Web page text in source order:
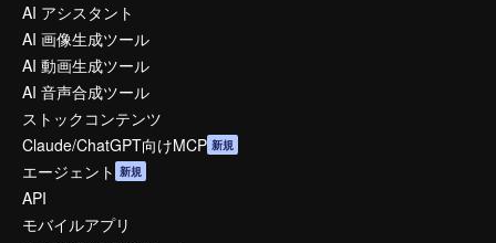
AI アシスタント
AI 画像生成ツール
AI 動画生成ツール
AI 音声合成ツール
ストックコンテンツ
Claude/ChatGPT向けMCP 新規
エージェント 新規
API
モバイルアプリ